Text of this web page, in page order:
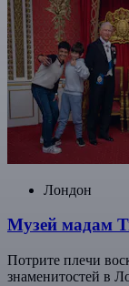
Лондон
Музей мадам
Потрите плечи
знаменитостей в